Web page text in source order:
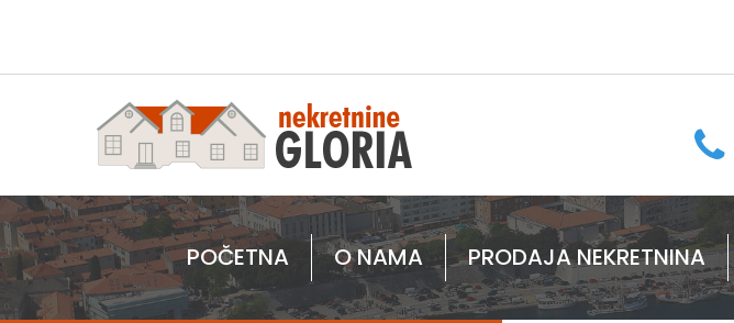
POČETNA O NAMA PRODAJA NEKRETNINA